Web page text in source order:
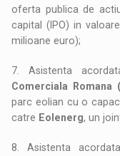
oferta publica de
capital (IPO) in
milioane euro);
7. Asistenta
Comerciala Romana
parc eolian cu o
catre Eolenerg, un
8. Asistenta